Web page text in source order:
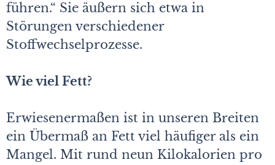
führen.“ Sie äußern sich etwa in
Störungen verschiedener
Stoffwechselprozesse.
Wie viel Fett?
Erwiesenermaßen ist in unseren Breiten
ein Übermaß an Fett viel häufiger als ein
Mangel. Mit rund neun Kilokalorien pro